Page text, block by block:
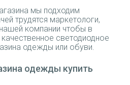
мы подходим
трудятся маркетологи,
компании чтобы в
светодиодное
одежды или обуви.
одежды купить